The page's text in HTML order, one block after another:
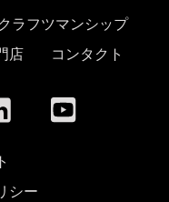
クラフツマンシップ
店 コンタクト
シー